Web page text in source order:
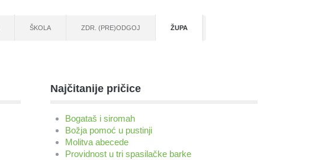
ŠKOLA ZDR. (PRE)ODGOJ ŽUPA
Najčitanije pričice
Bogataš i siromah
Božja pomoć u pustinji
Molitva abecede
Providnost u tri spasilačke barke